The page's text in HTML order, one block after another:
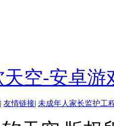
天空-安卓游
| 友情链接| 未成年人家长监护工